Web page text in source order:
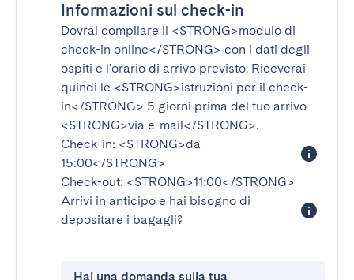
Informazioni sul check-in
Dovrai compilare il <STRONG>modulo di
check-in online</STRONG> con i dati degli
ospiti e l'orario di arrivo previsto. Riceverai
quindi le <STRONG>istruzioni per il check-
in</STRONG> 5 giorni prima del tuo arrivo
<STRONG>via e-mail</STRONG>.
Check-in: <STRONG>da
15:00</STRONG>
Check-out: <STRONG>11:00</STRONG>
Arrivi in anticipo e hai bisogno di
depositare i bagagli?
Hai una domanda sulla tua